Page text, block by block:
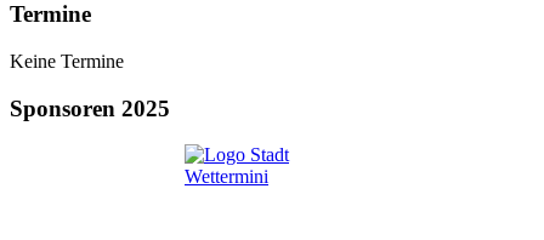
Termine
Keine Termine
Sponsoren 2025